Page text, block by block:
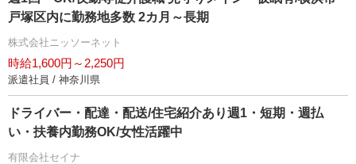
戸塚区内に勤務地多数 2カ月～長期
株式会社ニッソーネット
時給1,600円～2,250円
派遣社員 / 神奈川県
ドライバー・配達・配送/住宅紹介あり週1・短期・週払
い・扶養内勤務OK/女性活躍中
有限会社セイナ